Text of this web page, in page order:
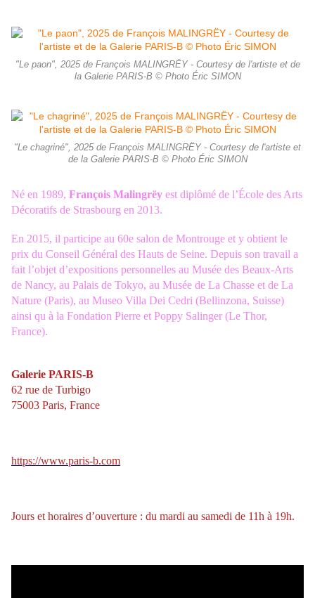
"Le paon", 2025 de François MALINGRËY - Courtesy de l'artiste et de
la Galerie PARIS-B © Photo Éric SIMON
"Le chagriné", 2025 de François MALINGRËY - Courtesy de l'artiste et
de la Galerie PARIS-B © Photo Éric SIMON
Né en 1989, François Malingrëy est diplômé de l’École des Arts
Décoratifs de Strasbourg en 2013.
En 2015, il participe au 60e salon de Montrouge et y obtient le
prix du Conseil Général des Hauts de Seine. Depuis son travail a
fait l’objet d’expositions personnelles au Musée des Beaux-Arts
de Nancy, au Palais de Tokyo, au Musée de La Chasse et de La
Nature (Paris), au Museo Villa Dei Cedri (Bellinzona, Suisse)
ainsi qu à la Fondation Pierre et Poppy Salinger (Le Thor,
France).
Galerie PARIS-B
62 rue de Turbigo
75003 Paris, France
https://www.paris-b.com
Jours et horaires d’ouverture : du mardi au samedi de 11h à 19h.